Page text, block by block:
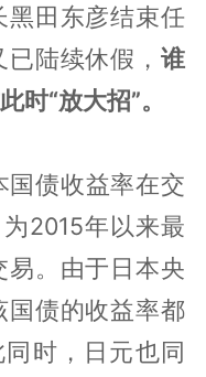
黑田东彦结束任
陆续休假， 谁
时“放大招”。
国债收益率在交
2015年以来最
易。由于日本央
国债的收益率都
时，日元也同